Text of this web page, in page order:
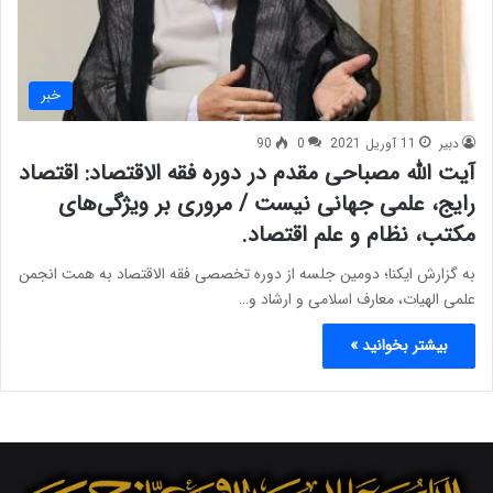
خبر
دبیر 11 آوریل 2021 0
90
آیت الله مصباحی مقدم در دوره فقه الاقتصاد: اقتصاد
رایج، علمی جهانی نیست / مروری بر ویژگی‌های
مکتب، نظام و علم اقتصاد.
به گزارش ایکنا؛ دومین جلسه از دوره تخصصی فقه الاقتصاد به همت انجمن
علمی الهیات، معارف اسلامی و ارشاد و…
بیشتر بخوانید »